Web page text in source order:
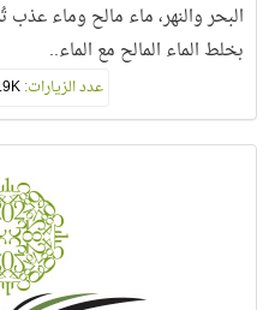
البحر والنهر، ماء مالح وماء عذب
بخلط الماء المالح مع الماء..
عدد الزيارات: